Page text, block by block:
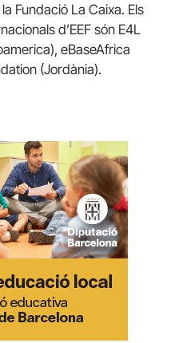
Fundació La Caixa. Els
d’EEF són E4L
eBaseAfrica
(Jordània).